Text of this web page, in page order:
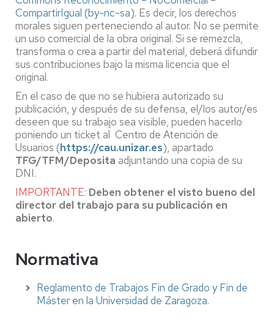
CompartirIgual (by-nc-sa). Es decir, los derechos
morales siguen perteneciendo al autor. No se permite
un uso comercial de la obra original. Si se remezcla,
transforma o crea a partir del material, deberá difundir
sus contribuciones bajo la misma licencia que el
original.
En el caso de que no se hubiera autorizado su
publicación, y después de su defensa, el/los autor/es
deseen que su trabajo sea visible, pueden hacerlo
poniendo un ticket al Centro de Atención de
Usuarios (https://cau.unizar.es), apartado
TFG/TFM/Deposita adjuntando una copia de su
DNI.
IMPORTANTE: Deben obtener el visto bueno del
director del trabajo para su publicación en
abierto.
Normativa
Reglamento de Trabajos Fin de Grado y Fin de
Máster en la Universidad de Zaragoza.